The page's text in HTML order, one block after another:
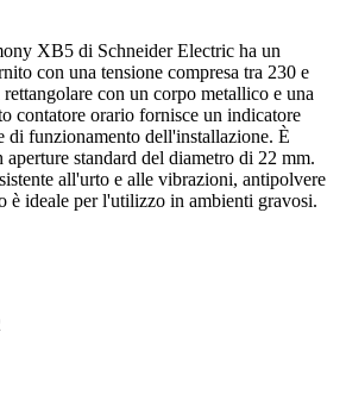
XB5 di Schneider Electric ha un
con una tensione compresa tra 230 e
con un corpo metallico e una
contatore orario fornisce un indicatore
di funzionamento dell'installazione. È
standard del diametro di 22 mm.
all'urto e alle vibrazioni, antipolvere
è ideale per l'utilizzo in ambienti gravosi.